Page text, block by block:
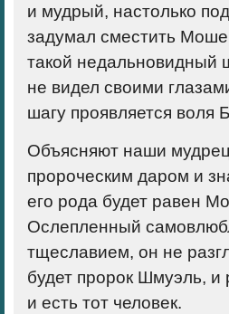
и мудрый, настолько
задумал сместить
такой недальновидный
не видел своими
шагу проявляется воля
Объясняют наши
пророческим даром и
его рода будет равен
Ослепленный
тщеславием, он не
будет пророк Шмуэль,
и есть тот человек.